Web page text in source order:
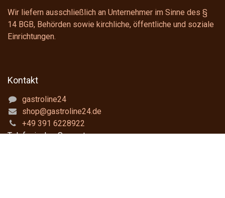
Wir liefern ausschließlich an Unternehmer im Sinne des §
14 BGB, Behörden sowie kirchliche, öffentliche und soziale
Einrichtungen.
Kontakt
gastroline24
shop@gastroline24.de
+49 391 6228922
Telefonischer Support